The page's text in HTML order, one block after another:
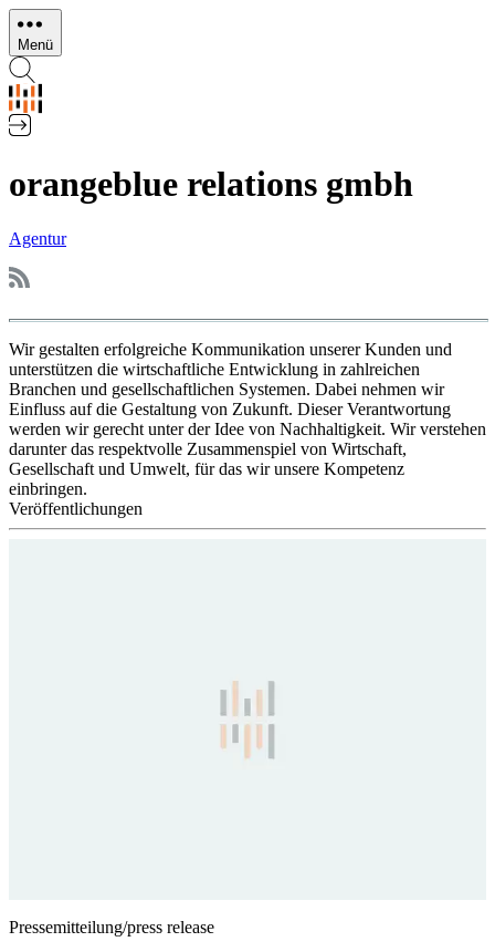
Direkt
zum
Inhalt
Menü
orangeblue relations gmbh
Agentur
Wir gestalten erfolgreiche Kommunikation unserer Kunden und
unterstützen die wirtschaftliche Entwicklung in zahlreichen
Branchen und gesellschaftlichen Systemen. Dabei nehmen wir
Einfluss auf die Gestaltung von Zukunft. Dieser Verantwortung
werden wir gerecht unter der Idee von Nachhaltigkeit. Wir verstehen
darunter das respektvolle Zusammenspiel von Wirtschaft,
Gesellschaft und Umwelt, für das wir unsere Kompetenz
einbringen.
Veröffentlichungen
Pressemitteilung/press release